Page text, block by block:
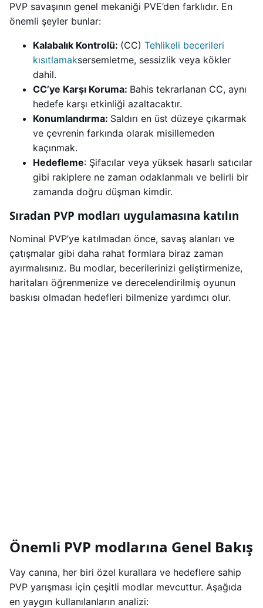
PVP savaşının genel mekaniği PVE’den farklıdır. En
önemli şeyler bunlar:
Kalabalık Kontrolü: (CC) Tehlikeli becerileri
kısıtlamaksersemletme, sessizlik veya kökler
dahil.
CC’ye Karşı Koruma: Bahis tekrarlanan CC, aynı
hedefe karşı etkinliği azaltacaktır.
Konumlandırma: Saldırı en üst düzeye çıkarmak
ve çevrenin farkında olarak misillemeden
kaçınmak.
Hedefleme: Şifacılar veya yüksek hasarlı satıcılar
gibi rakiplere ne zaman odaklanmalı ve belirli bir
zamanda doğru düşman kimdir.
Sıradan PVP modları uygulamasına katılın
Nominal PVP’ye katılmadan önce, savaş alanları ve
çatışmalar gibi daha rahat formlara biraz zaman
ayırmalısınız. Bu modlar, becerilerinizi geliştirmenize,
haritaları öğrenmenize ve derecelendirilmiş oyunun
baskısı olmadan hedefleri bilmenize yardımcı olur.
Önemli PVP modlarına Genel Bakış
Vay canına, her biri özel kurallara ve hedeflere sahip
PVP yarışması için çeşitli modlar mevcuttur. Aşağıda
en yaygın kullanılanların analizi: